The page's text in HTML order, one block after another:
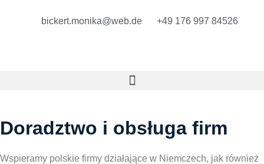
bickert.monika@web.de +49 176 997 84526
Doradztwo i obsługa firm
Wspieramy polskie firmy działające w Niemczech, jak również